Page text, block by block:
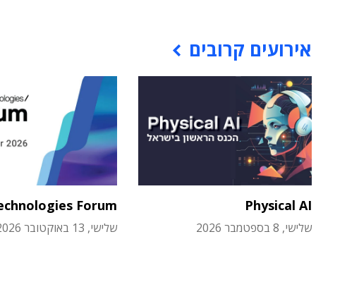
אירועים קרובים
Physical AI
שלישי, 8 בספטמבר 2026
Forum
שלישי, 13 באוקטובר 2026